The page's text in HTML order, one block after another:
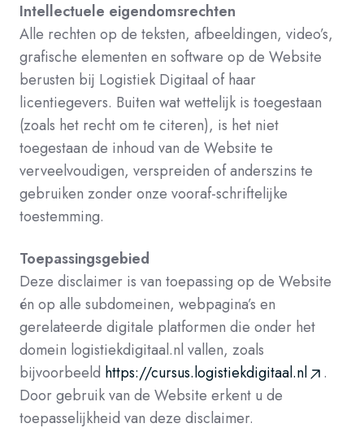
Intellectuele eigendomsrechten
Alle rechten op de teksten, afbeeldingen, video’s,
grafische elementen en software op de Website
berusten bij Logistiek Digitaal of haar
licentiegevers. Buiten wat wettelijk is toegestaan
(zoals het recht om te citeren), is het niet
toegestaan de inhoud van de Website te
verveelvoudigen, verspreiden of anderszins te
gebruiken zonder onze vooraf-schriftelijke
toestemming.
Toepassingsgebied
Deze disclaimer is van toepassing op de Website
én op alle subdomeinen, webpagina’s en
gerelateerde digitale platformen die onder het
domein logistiekdigitaal.nl vallen, zoals
bijvoorbeeld https://cursus.logistiekdigitaal.nl
.
Door gebruik van de Website erkent u de
toepasselijkheid van deze disclaimer.